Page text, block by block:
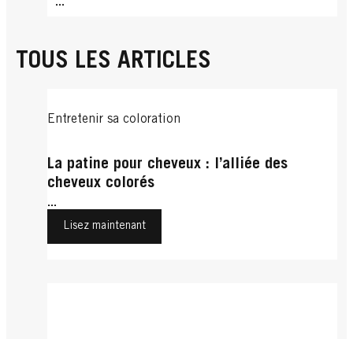
TOUS LES ARTICLES
Entretenir sa coloration
La patine pour cheveux : l’alliée des
cheveux colorés
...
Lisez maintenant